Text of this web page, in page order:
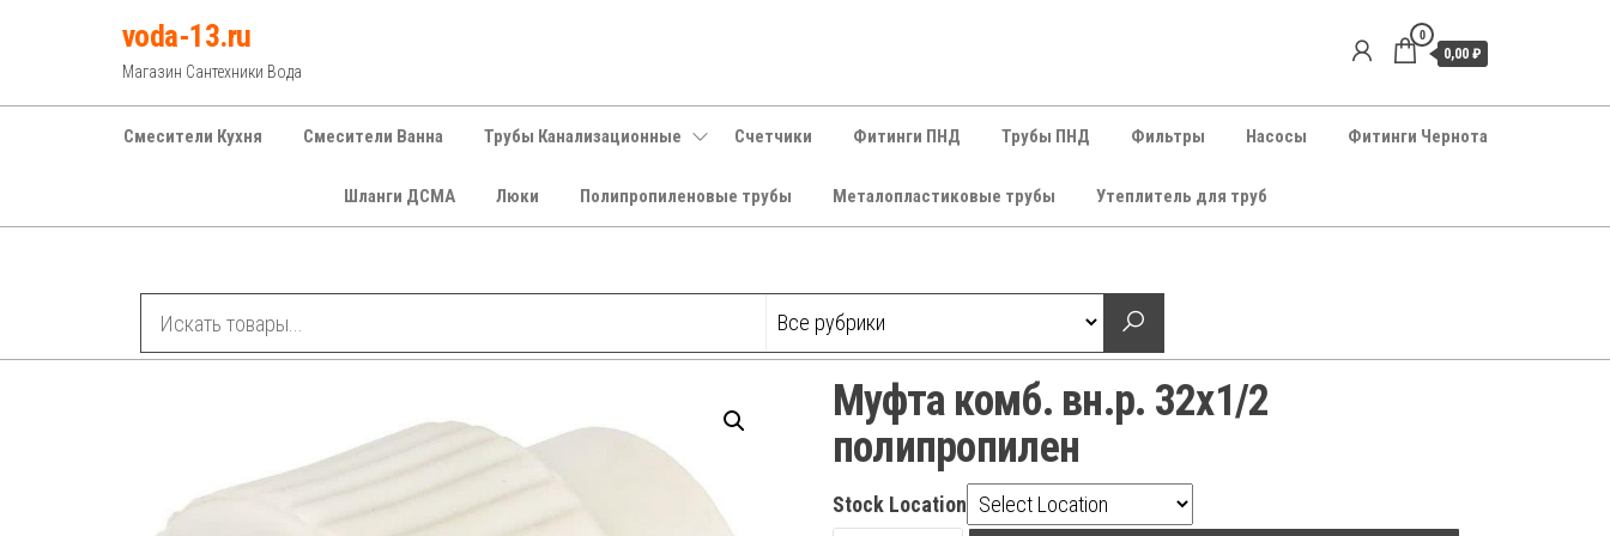
voda-13.ru
Магазин Сантехники Вода
0
0,00 ₽
Смесители Кухня Смесители Ванна Трубы Канализационные Счетчики Фитинги ПНД Трубы ПНД Фильтры Насосы Фитинги Чернота
Шланги ДСМА Люки Полипропиленовые трубы Металопластиковые трубы Утеплитель для труб
Муфта комб. вн.р. 32х1/2
полипропилен
Stock Location